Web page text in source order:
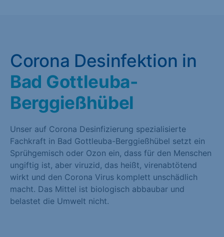
Corona Desinfektion in
Bad Gottleuba-
Berggießhübel
Unser auf Corona Desinfizierung spezialisierte
Fachkraft in Bad Gottleuba-Berggießhübel setzt ein
Sprühgemisch oder Ozon ein, dass für den Menschen
ungiftig ist, aber viruzid, das heißt, virenabtötend
wirkt und den Corona Virus komplett unschädlich
macht. Das Mittel ist biologisch abbaubar und
belastet die Umwelt nicht.